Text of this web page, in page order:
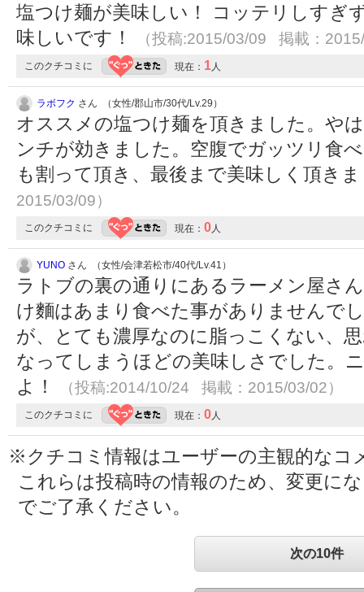
塩つけ麺が美味しい！ コッテリしすぎ
味しいです！
（投稿:2015/03/09 掲載：
このクチコミに 現在： 1人
ラボフク さん （女性/郡山市/30代/Lv.29）
オススメの塩つけ麺を頂きました。や
ンチが効きました。空腹でガッツリ食
も割って頂き、最後まで美味しく頂き
2015/03/09）
このクチコミに 現在： 0人
YUNO さん （女性/会津若松市/40代/Lv.41）
ラトブの裏の通りにあるラーメン屋さ
け麵はあまり食べた事がありませんで
が、とても濃厚なのに脂っこくない、
なってしまうほどの美味しさでした。
よ！
（投稿:2014/10/24 掲載：2015/03/02）
このクチコミに 現在： 0人
※クチコミ情報はユーザーの主観的なコ
これらは投稿時の情報のため、変更に
でご了承ください。
次の10件